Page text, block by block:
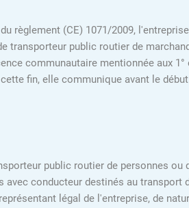
règlement (CE) 1071/2009,
public routier de
communautaire mentionnée aux 1°
fin, elle communique avant le
public routier de personnes
conducteur destinés au transport
légal de l'entreprise, de